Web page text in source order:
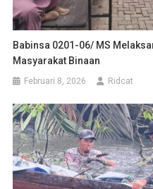
Babinsa 0201-06/ MS
Masyarakat Binaan
Februari 8, 2026 Ridcat